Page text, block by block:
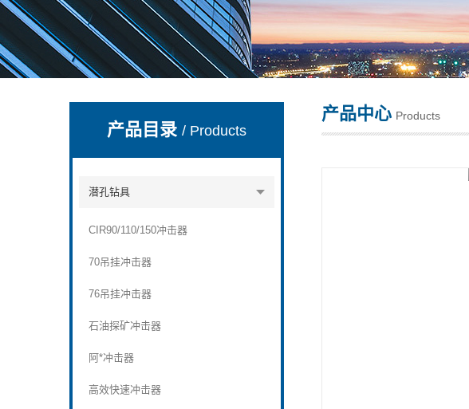
宣化县瑞科钻孔机械厂
产品目录/ Products
潜孔钻具
CIR90/110/150冲击器
70吊挂冲击器
76吊挂冲击器
石油探矿冲击器
阿*冲击器
高效快速冲击器
产品中心 Products